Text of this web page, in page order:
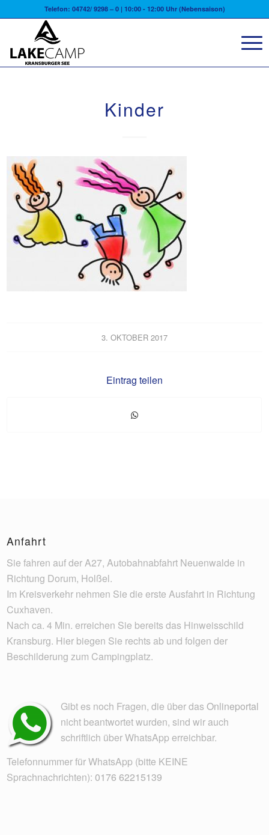
Telefon: 04742/ 9298 – 0 | 10:00 - 12:00 Uhr (Nebensaison)
Kinder
3. OKTOBER 2017
Eintrag teilen
Anfahrt
Sie fahren auf der A27, Autobahnabfahrt Neuenwalde in
Richtung Dorum, Holßel.
Im Kreisverkehr nehmen Sie die erste Ausfahrt in Richtung
Cuxhaven.
Nach ca. 4 Min. erreichen Sie bereits das Hinweisschild
Kransburg. Hier biegen Sie rechts ab und folgen der
Beschilderung zum Campingplatz.
Gibt es noch Fragen, die über dasOnlineportal
nicht beantwortet wurden, sind wir auch
schriftlich über WhatsApp erreichbar.
Telefonnummer für WhatsApp (bitte KEINE
Sprachnachrichten): 0176 62215139